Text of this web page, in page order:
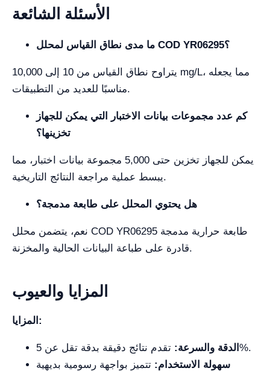
الأسئلة الشائعة
ما مدى نطاق القياس لمحلل COD YR06295؟
يتراوح نطاق القياس من 10 إلى 10,000 mg/L، مما يجعله
مناسبًا للعديد من التطبيقات.
كم عدد مجموعات بيانات الاختبار التي يمكن للجهاز
تخزينها؟
يمكن للجهاز تخزين حتى 5,000 مجموعة بيانات اختبار، مما
يبسط عملية مراجعة النتائج التاريخية.
هل يحتوي المحلل على طابعة مدمجة؟
نعم، يتضمن محلل COD YR06295 طابعة حرارية مدمجة
قادرة على طباعة البيانات الحالية والمخزنة.
المزايا والعيوب
المزايا:
الدقة والسرعة: تقدم نتائج دقيقة بدقة تقل عن 5%.
سهولة الاستخدام: تتميز بواجهة رسومية بديهية